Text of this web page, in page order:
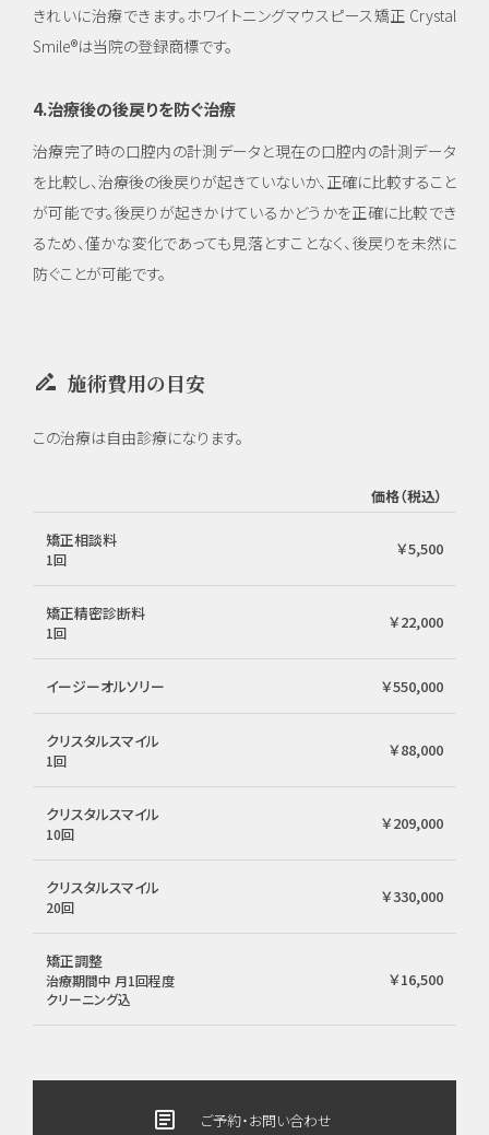
きれいに治療できます。ホワイトニングマウスピース矯正 Crystal
Smile®は当院の登録商標です。
4.治療後の後戻りを防ぐ治療
治療完了時の口腔内の計測データと現在の口腔内の計測データ
を比較し、治療後の後戻りが起きていないか、正確に比較すること
が可能です。後戻りが起きかけているかどうかを正確に比較でき
るため、僅かな変化であっても見落とすことなく、後戻りを未然に
防ぐことが可能です。
drive_file_rename_outline 施術費用の目安
この治療は自由診療になります。
価格（税込）
矯正相談料
1回
￥5,500
矯正精密診断料
1回
￥22,000
イージーオルソリー ￥550,000
クリスタルスマイル
1回
￥88,000
クリスタルスマイル
10回
￥209,000
クリスタルスマイル
20回
￥330,000
矯正調整
治療期間中 月1回程度
クリーニング込
￥16,500
article ご予約・お問い合わせ